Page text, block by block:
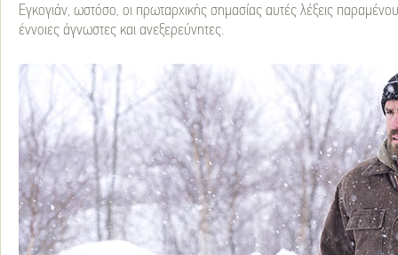
Εγκογιάν, ωστόσο, οι πρωταρχικής σημασίας αυτές λέξεις
έννοιες άγνωστες και ανεξερεύνητες.